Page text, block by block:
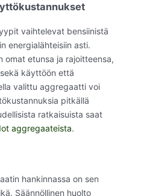
vaihtelevat bensiinistä
energialähteisiin asti.
omat etunsa ja rajoitteensa,
käyttöön että
valittu aggregaatti voi
pitkällä
ratkaisuista saat
aggregaateista.
hankinnassa on sen
Säännöllinen huolto